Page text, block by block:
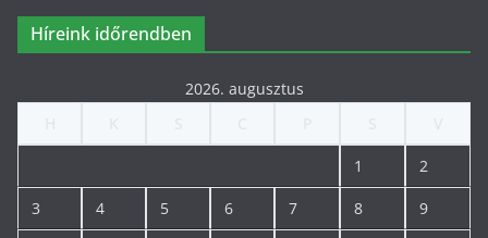
Híreink időrendben
2026. augusztus
1 2
3 4 5 6 7 8 9